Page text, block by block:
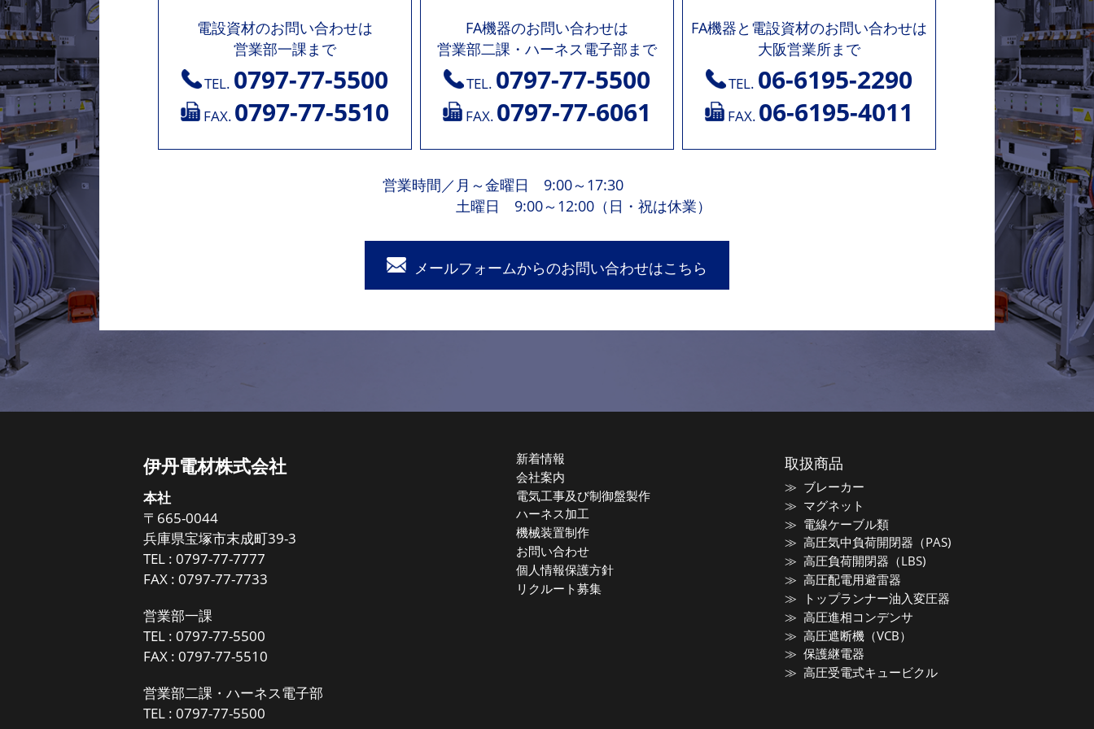
電設資材のお問い合わせは
営業部一課まで
TEL. 0797-77-5500
FAX. 0797-77-5510
FA機器のお問い合わせは
営業部二課・ハーネス電子部まで
TEL. 0797-77-5500
FAX. 0797-77-6061
FA機器と電設資材のお問い合わせは
大阪営業所まで
TEL. 06-6195-2290
FAX. 06-6195-4011
営業時間 ／ 月～金曜日 9:00～17:30
土曜日 9:00～12:00（日・祝は休業）
メールフォームからのお問い合わせはこちら
伊丹電材株式会社
本社
〒665-0044
兵庫県宝塚市末成町39-3
TEL :0797-77-7777
FAX : 0797-77-7733
営業部一課
TEL :0797-77-5500
FAX : 0797-77-5510
営業部二課・ハーネス電子部
TEL :0797-77-5500
新着情報
会社案内
電気工事及び制御盤製作
ハーネス加工
機械装置制作
お問い合わせ
個人情報保護方針
リクルート募集
取扱商品
ブレーカー
マグネット
電線ケーブル類
高圧気中負荷開閉器（PAS)
高圧負荷開閉器（LBS)
高圧配電用避雷器
トップランナー油入変圧器
高圧進相コンデンサ
高圧遮断機（VCB）
保護継電器
高圧受電式キュービクル